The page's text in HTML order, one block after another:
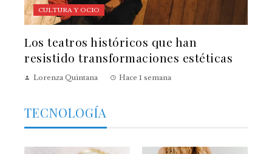
CULTURA Y OCIO
Los teatros históricos que han
resistido transformaciones estéticas
Lorenza Quintana Hace 1 semana
TECNOLOGÍA